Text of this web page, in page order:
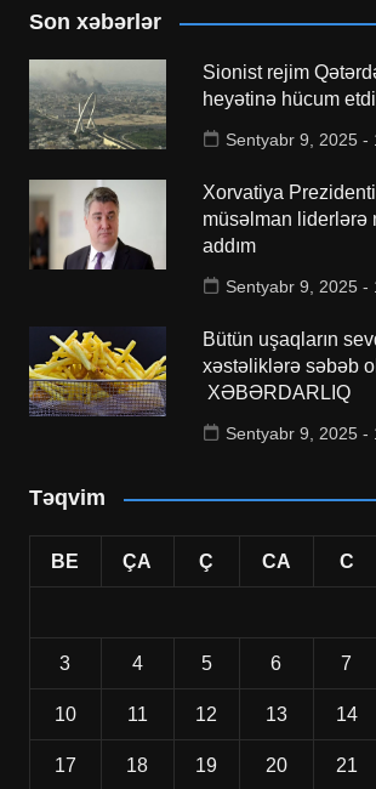
Son xəbərlər
Sionist rejim
heyətinə hücum
Sentyabr 9, 2025 -
Xorvatiya
müsəlman liderlərə
addım
Sentyabr 9, 2025 -
Bütün uşaqların
xəstəliklərə səbəb
XƏBƏRDARLIQ
Sentyabr 9, 2025 -
Təqvim
BE ÇA Ç CA C
3 4 5 6 7
10 11 12 13 14
17 18 19 20 21